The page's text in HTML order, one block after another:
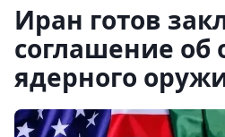
Иран готов
соглашение об
ядерного